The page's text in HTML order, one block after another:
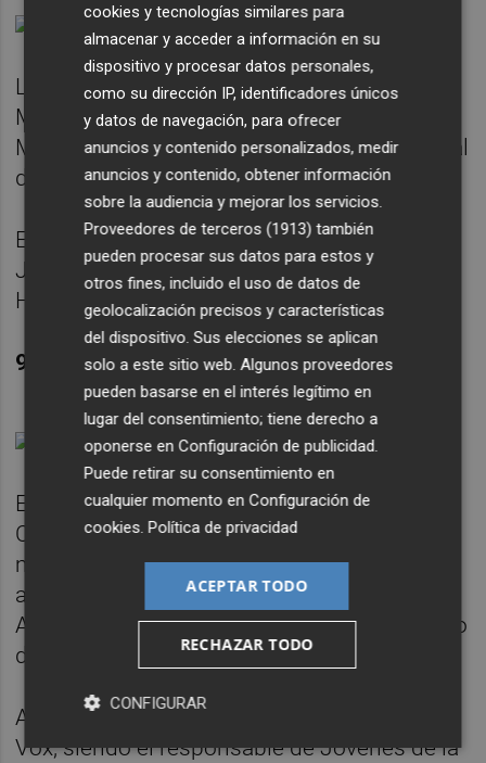
Licenciada en Derecho por la Universidad de
Murcia, Curso de Doctorado Universidad de
Murcia, Jueza Sustituta en el Partido Judicial
de Murcia hasta el año 2002.
En la actualidad ejerce como asesora
Jurídica en el Servicio Jurídico de Recursos
Humanos del Servicio Murciano de Salud.
9. Ignacio Arcas Cuartero
Es graduado en derecho por la Universidad
Católica San Antonio de Murcia, cursó el
máster de Acceso a la Abogacía y en la
actualidad ejerce como abogado.
Anteriormente ejerció como oficial habilitado
de procurador de los Tribunales.
Arcas ha colaborado de forma activa con
Vox, siendo el responsable de Jóvenes de la
cookies y tecnologías similares para
almacenar y acceder a información en su
dispositivo y procesar datos personales,
como su dirección IP, identificadores únicos
y datos de navegación, para ofrecer
anuncios y contenido personalizados, medir
anuncios y contenido, obtener información
sobre la audiencia y mejorar los servicios.
Proveedores de terceros (1913) también
pueden procesar sus datos para estos y
otros fines, incluido el uso de datos de
geolocalización precisos y características
del dispositivo. Sus elecciones se aplican
solo a este sitio web. Algunos proveedores
pueden basarse en el interés legítimo en
lugar del consentimiento; tiene derecho a
oponerse enConfiguración de publicidad
Puede retirar su consentimiento en
cualquier momento enConfiguración de
cookies .Política de privacidad
ACEPTAR TODO
RECHAZAR TODO
CONFIGURAR